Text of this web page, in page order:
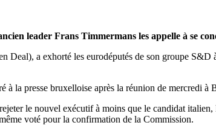
leader Frans Timmermans les appelle à se
Deal), a exhorté les eurodéputés de son groupe
à la presse bruxelloise après la réunion de mercredi à
le nouvel exécutif à moins que le candidat
voté pour la confirmation de la Commission.